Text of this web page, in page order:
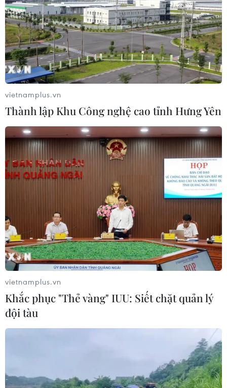
vietnamplus.vn
Thành lập Khu Công nghệ cao tỉnh Hưng Yên
vietnamplus.vn
Khắc phục "Thẻ vàng" IUU: Siết chặt quản lý
đội tàu